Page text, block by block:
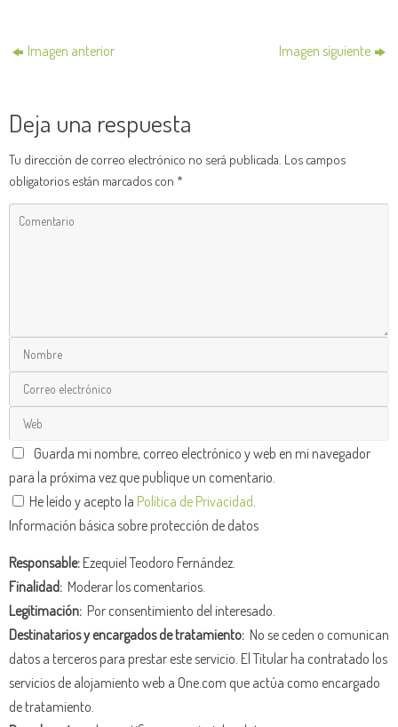
Imagen anterior Imagen siguiente
Deja una respuesta
Tu dirección de correo electrónico no será publicada. Los campos
obligatorios están marcados con *
Guarda mi nombre, correo electrónico y web en mi navegador
para la próxima vez que publique un comentario.
He leído y acepto la Política de Privacidad.
Información básica sobre protección de datos
Responsable:Ezequiel Teodoro Fernández.
Finalidad: Moderar los comentarios.
Legitimación: Por consentimiento del interesado.
Destinatarios y encargados de tratamiento: No se ceden o comunican
datos a terceros para prestar este servicio. El Titular ha contratado los
servicios de alojamiento web a One.com que actúa como encargado
de tratamiento.